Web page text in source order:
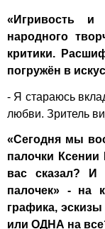
«Игривость и
народного
критики.
погружён в
- Я стараюсь
любви. Зритель
«Сегодня мы
палочки
вас сказал? И
палочек» - на
графика,
или ОДНА на